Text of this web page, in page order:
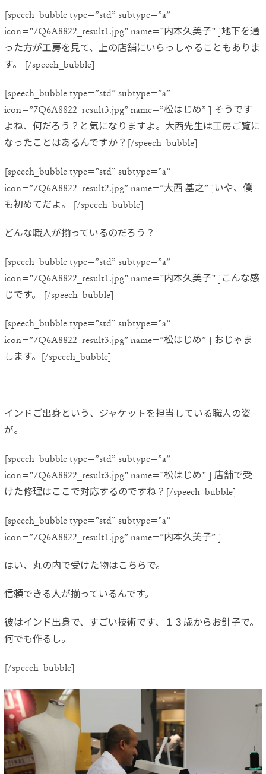
[speech_bubble type=”std” subtype=”a”
icon=”7Q6A8822_result1.jpg” name=”内本久美子” ]地下を通
った方が工房を見て、上の店舗にいらっしゃることもありま
す。 [/speech_bubble]
[speech_bubble type=”std” subtype=”a”
icon=”7Q6A8822_result3.jpg” name=”松はじめ” ] そうです
よね、何だろう？と気になりますよ。大西先生は工房ご覧に
なったことはあるんですか？[/speech_bubble]
[speech_bubble type=”std” subtype=”a”
icon=”7Q6A8822_result2.jpg” name=”大西 基之” ]いや、僕
も初めてだよ。 [/speech_bubble]
どんな職人が揃っているのだろう？
[speech_bubble type=”std” subtype=”a”
icon=”7Q6A8822_result1.jpg” name=”内本久美子” ]こんな感
じです。 [/speech_bubble]
[speech_bubble type=”std” subtype=”a”
icon=”7Q6A8822_result3.jpg” name=”松はじめ” ] おじゃま
します。[/speech_bubble]
インドご出身という、ジャケットを担当している職人の姿
が。
[speech_bubble type=”std” subtype=”a”
icon=”7Q6A8822_result3.jpg” name=”松はじめ” ] 店舗で受
けた修理はここで対応するのですね？[/speech_bubble]
[speech_bubble type=”std” subtype=”a”
icon=”7Q6A8822_result1.jpg” name=”内本久美子” ]
はい、丸の内で受けた物はこちらで。
信頼できる人が揃っているんです。
彼はインド出身で、すごい技術です、１３歳からお針子で。
何でも作るし。
[/speech_bubble]